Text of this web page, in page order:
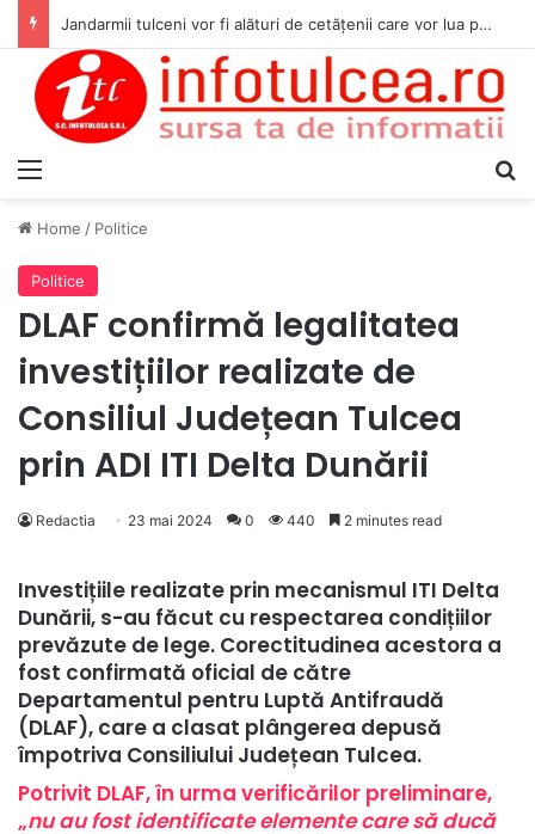
Jandarmii tulceni vor fi alături de cetățenii care vor lua parte la Festivalul Folk Țestos
Home / Politice
Politice
DLAF confirmă legalitatea
investițiilor realizate de
Consiliul Județean Tulcea
prin ADI ITI Delta Dunării
Redactia 23 mai 2024 0 440 2 minutes read
Investițiile realizate prin mecanismul ITI Delta
Dunării, s-au făcut cu respectarea condițiilor
prevăzute de lege. Corectitudinea acestora a
fost confirmată oficial de către
Departamentul pentru Luptă Antifraudă
(DLAF), care a clasat plângerea depusă
împotriva Consiliului Județean Tulcea.
Potrivit DLAF, în urma verificărilor preliminare,
„nu au fost identificate elemente care să ducă